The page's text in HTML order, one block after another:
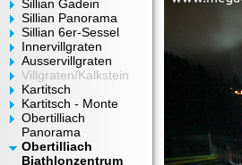
Sillian Gadein
Sillian Panorama
Sillian 6er-Sessel
Innervillgraten
Ausservillgraten
Villgraten/Kalkstein
Kartitsch
Kartitsch - Monte
Obertilliach
Panorama
Obertilliach
Biathlonzentrum